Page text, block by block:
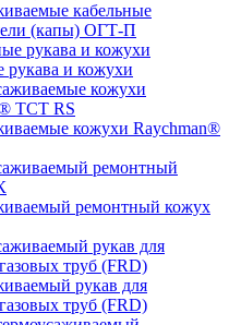
кабельные
(капы) ОГТ-П
рукава и кожухи
кожухи Raychman®
ремонтный кожух
рукав для
труб (FRD)